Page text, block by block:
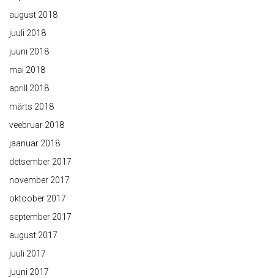
august 2018
juuli 2018
juuni 2018
mai 2018
aprill 2018
märts 2018
veebruar 2018
jaanuar 2018
detsember 2017
november 2017
oktoober 2017
september 2017
august 2017
juuli 2017
juuni 2017